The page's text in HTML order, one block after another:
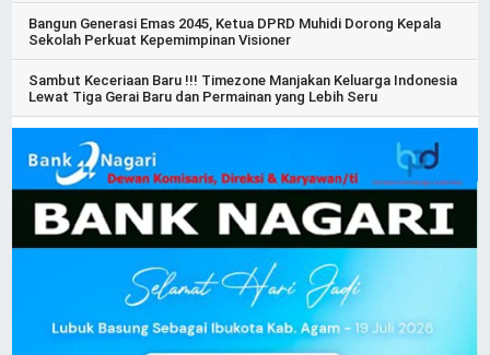
Bangun Generasi Emas 2045, Ketua DPRD Muhidi Dorong Kepala
Sekolah Perkuat Kepemimpinan Visioner
Sambut Keceriaan Baru !!! Timezone Manjakan Keluarga Indonesia
Lewat Tiga Gerai Baru dan Permainan yang Lebih Seru